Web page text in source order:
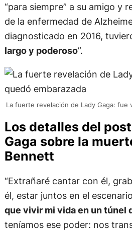
“para siempre” a su amigo y
de la enfermedad de
diagnosticado en 2016,
largo y poderoso”.
La fuerte revelación de Lady Gaga: fue
Los detalles del
Gaga sobre la
Bennett
“Extrañaré cantar con él,
él, estar juntos en el escenario
que vivir mi vida en un túnel
teníamos ese poder: nos